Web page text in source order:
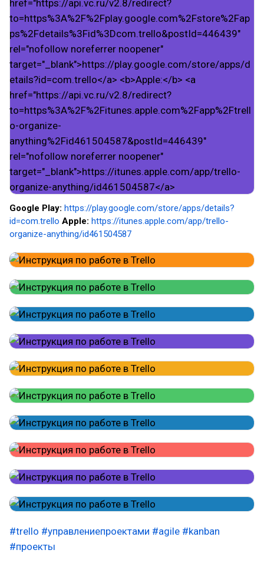
Google Play: https://play.google.com/store/apps/details?
id=com.trello Apple: https://itunes.apple.com/app/trello-
organize-anything/id461504587
#trello #управлениепроектами #agile #kanban
#проекты